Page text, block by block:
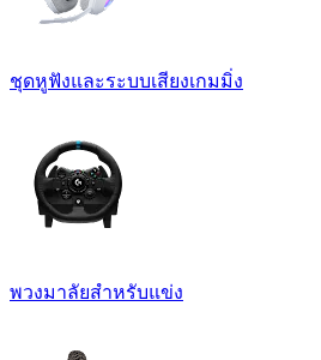
ชุดหูฟังและระบบเสียงเกมมิ่ง
พวงมาลัยสำหรับแข่ง